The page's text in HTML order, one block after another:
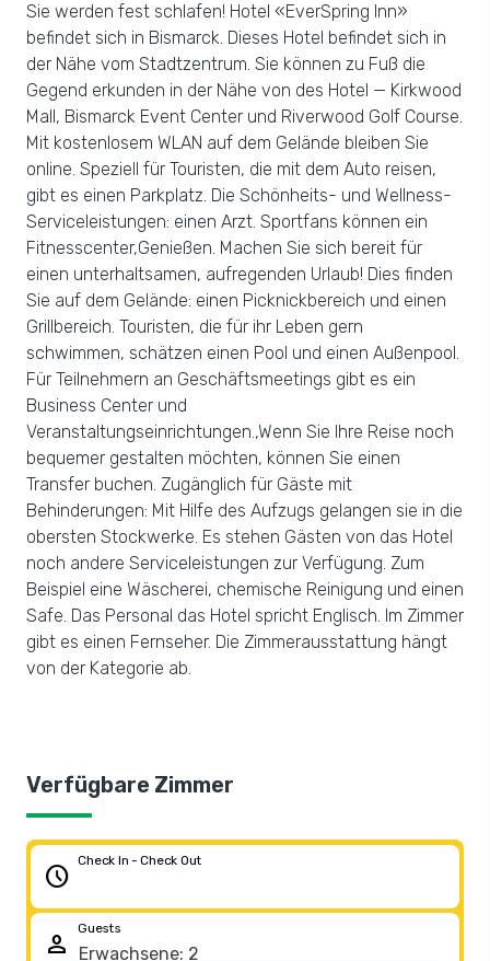
Sie werden fest schlafen! Hotel «EverSpring Inn»
befindet sich in Bismarck. Dieses Hotel befindet sich in
der Nähe vom Stadtzentrum. Sie können zu Fuß die
Gegend erkunden in der Nähe von des Hotel — Kirkwood
Mall, Bismarck Event Center und Riverwood Golf Course.
Mit kostenlosem WLAN auf dem Gelände bleiben Sie
online. Speziell für Touristen, die mit dem Auto reisen,
gibt es einen Parkplatz. Die Schönheits- und Wellness-
Serviceleistungen: einen Arzt. Sportfans können ein
Fitnesscenter,Genießen. Machen Sie sich bereit für
einen unterhaltsamen, aufregenden Urlaub! Dies finden
Sie auf dem Gelände: einen Picknickbereich und einen
Grillbereich. Touristen, die für ihr Leben gern
schwimmen, schätzen einen Pool und einen Außenpool.
Für Teilnehmern an Geschäftsmeetings gibt es ein
Business Center und
Veranstaltungseinrichtungen.,Wenn Sie Ihre Reise noch
bequemer gestalten möchten, können Sie einen
Transfer buchen. Zugänglich für Gäste mit
Behinderungen: Mit Hilfe des Aufzugs gelangen sie in die
obersten Stockwerke. Es stehen Gästen von das Hotel
noch andere Serviceleistungen zur Verfügung. Zum
Beispiel eine Wäscherei, chemische Reinigung und einen
Safe. Das Personal das Hotel spricht Englisch. Im Zimmer
gibt es einen Fernseher. Die Zimmerausstattung hängt
von der Kategorie ab.
Verfügbare Zimmer
schedule
Check In - Check Out
person
Guests